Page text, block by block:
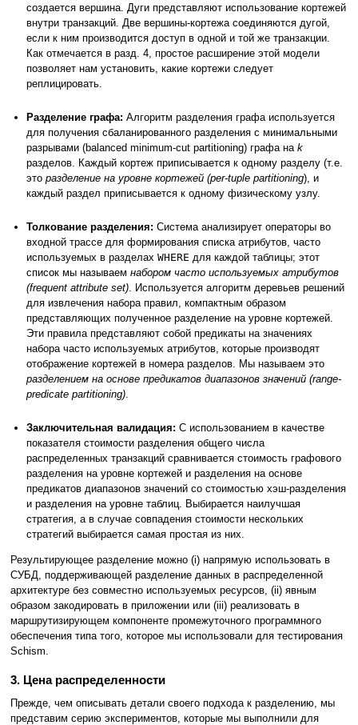
создается вершина. Дуги представляют использование кортежей
внутри транзакций. Две вершины-кортежа соединяются дугой,
если к ним производится доступ в одной и той же транзакции.
Как отмечается в разд. 4, простое расширение этой модели
позволяет нам установить, какие кортежи следует
реплицировать.
Разделение графа: Алгоритм разделения графа используется
для получения сбаланированного разделения с минимальными
разрывами (balanced minimum-cut partitioning) графа на k
разделов. Каждый кортеж приписывается к одному разделу (т.е.
это разделение на уровне кортежей (per-tuple partitioning), и
каждый раздел приписывается к одному физическому узлу.
Толкование разделения: Система анализирует операторы во
входной трассе для формирования списка атрибутов, часто
используемых в разделах WHERE для каждой таблицы; этот
список мы называем набором часто используемых атрибутов
(frequent attribute set). Используется алгоритм деревьев решений
для извлечения набора правил, компактным образом
представляющих полученное разделение на уровне кортежей.
Эти правила представляют собой предикаты на значениях
набора часто используемых атрибутов, которые производят
отображение кортежей в номера разделов. Мы называем это
разделением на основе предикатов диапазонов значений (range-
predicate partitioning).
Заключительная валидация: С использованием в качестве
показателя стоимости разделения общего числа
распределенных транзакций сравнивается стоимость графового
разделения на уровне кортежей и разделения на основе
предикатов диапазонов значений со стоимостью хэш-разделения
и разделения на уровне таблиц. Выбирается наилучшая
стратегия, а в случае совпадения стоимости нескольких
стратегий выбирается самая простая из них.
Результирующее разделение можно (i) напрямую использовать в
СУБД, поддерживающей разделение данных в распределенной
архитектуре без совместно используемых ресурсов, (ii) явным
образом закодировать в приложении или (iii) реализовать в
маршрутизирующем компоненте промежуточного программного
обеспечения типа того, которое мы использовали для тестирования
Schism.
3. Цена распределенности
Прежде, чем описывать детали своего подхода к разделению, мы
представим серию экспериментов, которые мы выполнили для